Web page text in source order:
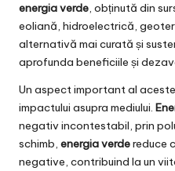
energia verde, obținută din
eoliană, hidroelectrică,
alternativă mai curată și
aprofunda beneficiile și
Un aspect important al
impactului asupra mediului.
negativ incontestabil, prin
schimb, energia verdereduce
negative, contribuind la un